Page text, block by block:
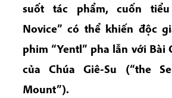
suốt tác phẩm, cuốn
Novice” có thể khiến độc
phim “Yentl” pha lẫn với Bài
của Chúa Giê-Su (“the
Mount”).